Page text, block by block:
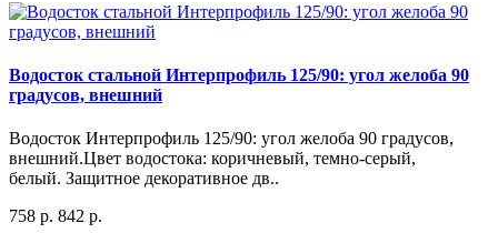
Водосток стальной Интерпрофиль 125/90: угол желоба 90
градусов, внешний
Водосток Интерпрофиль 125/90: угол желоба 90 градусов,
внешний.Цвет водостока: коричневый, темно-серый,
белый. Защитное декоративное дв..
758 р. 842 р.